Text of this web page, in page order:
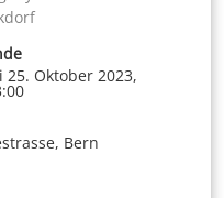
25. Oktober 2023,
Bern